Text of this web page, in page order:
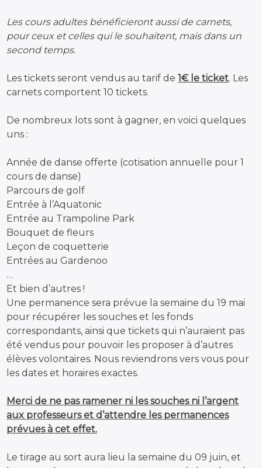
Les cours adultes bénéficieront aussi de carnets,
pour ceux et celles qui le souhaitent, mais dans un
second temps.
Les tickets seront vendus au tarif de1€ le ticket. Les
carnets comportent 10 tickets.
De nombreux lots sont à gagner, en voici quelques
uns :
Année de danse offerte (cotisation annuelle pour 1
cours de danse)
Parcours de golf
Entrée à l’Aquatonic
Entrée au Trampoline Park
Bouquet de fleurs
Leçon de coquetterie
Entrées au Gardenoo
…
Et bien d’autres !
Une permanence sera prévue la semaine du 19 mai
pour récupérer les souches et les fonds
correspondants, ainsi que tickets qui n’auraient pas
été vendus pour pouvoir les proposer à d’autres
élèves volontaires. Nous reviendrons vers vous pour
les dates et horaires exactes.
Merci de ne pas ramener ni les souches ni l’argent
aux professeurs et d’attendre les permanences
prévues à cet effet.
Le tirage au sort aura lieu la semaine du 09 juin, et